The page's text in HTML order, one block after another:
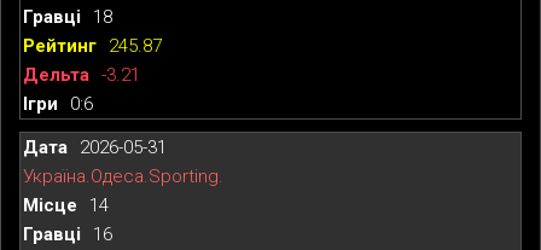
18
245.87
-3.21
0:6
2026-05-31
Україна.Одеса.Sporting.
14
16